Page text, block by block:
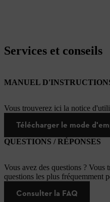
Services et conseils
MANUEL
Vous trouverez ici la notice
Télécharger le mode
QUESTIONS / RÉPONSES
Vous avez des questions ? Vous
questions les plus fréquemment
Consulter la FAQ